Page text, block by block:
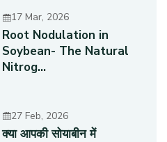
17 Mar, 2026
Root Nodulation in
Soybean- The Natural
Nitrog...
27 Feb, 2026
क्या आपकी सोयाबीन में